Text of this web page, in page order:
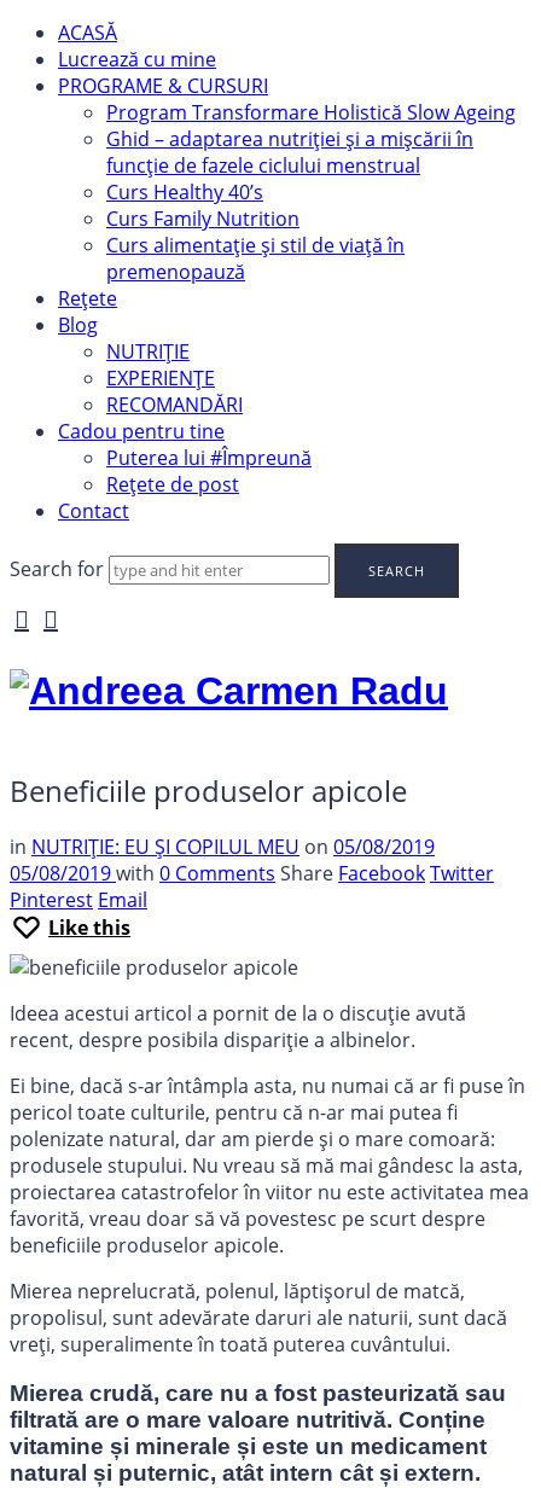
ACASĂ
Lucrează cu mine
PROGRAME & CURSURI
Program Transformare Holistică Slow Ageing
Ghid – adaptarea nutriției și a mișcării în
funcție de fazele ciclului menstrual
Curs Healthy 40’s
Curs Family Nutrition
Curs alimentație și stil de viață în
premenopauză
Rețete
Blog
NUTRIȚIE
EXPERIENȚE
RECOMANDĂRI
Cadou pentru tine
Puterea lui #Împreună
Rețete de post
Contact
Search for
Andreea
Radu
Beneficiile produselor apicole
in NUTRIȚIE: EU ȘI COPILUL MEU on 05/08/2019
05/08/2019with 0 Comments Share FacebookTwitter
Pinterest Email
Like this
Ideea acestui articol a pornit de la o discuție avută
recent, despre posibila dispariție a albinelor.
Ei bine, dacă s-ar întâmpla asta, nu numai că ar fi puse în
pericol toate culturile, pentru că n-ar mai putea fi
polenizate natural, dar am pierde și o mare comoară:
produsele stupului. Nu vreau să mă mai gândesc la asta,
proiectarea catastrofelor în viitor nu este activitatea mea
favorită, vreau doar să vă povestesc pe scurt despre
beneficiile produselor apicole.
Mierea neprelucrată, polenul, lăptișorul de matcă,
propolisul, sunt adevărate daruri ale naturii, sunt dacă
vreți, superalimente în toată puterea cuvântului.
Mierea crudă, care nu a fost pasteurizată sau
filtrată are o mare valoare nutritivă. Conține
vitamine și minerale și este un medicament
natural și puternic, atât intern cât și extern.